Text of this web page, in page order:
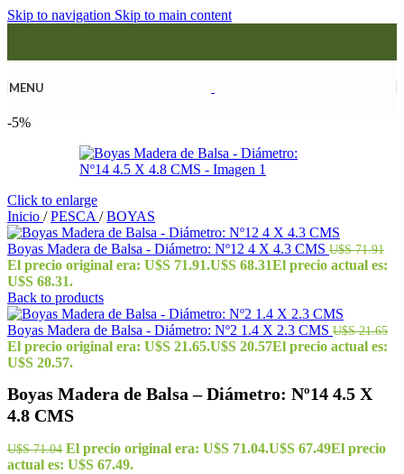
Skip to navigation Skip to main content
MENU
-5%
Click to enlarge
Inicio / PESCA / BOYAS
Boyas Madera de Balsa - Diámetro: Nº12 4 X 4.3 CMS U$S71.91
El precio original era: U$S 71.91.U$S 68.31El precio actual es:
U$S 68.31.
Back to products
Boyas Madera de Balsa - Diámetro: Nº2 1.4 X 2.3 CMS U$S21.65
El precio original era: U$S 21.65.U$S 20.57El precio actual es:
U$S 20.57.
Boyas Madera de Balsa – Diámetro: Nº14 4.5 X
4.8 CMS
U$S71.04 El precio original era: U$S 71.04.U$S 67.49El precio
actual es: U$S 67.49.